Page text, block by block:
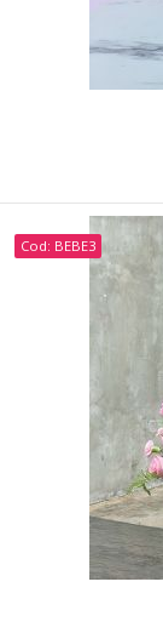
Cod: BEBE3